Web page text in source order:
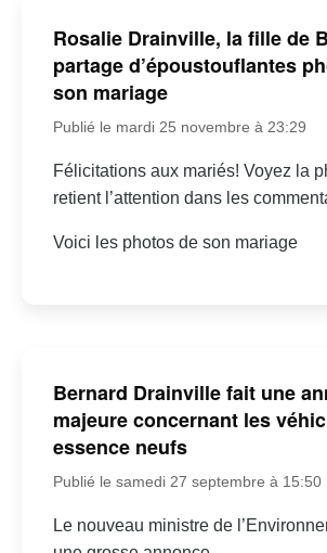
Rosalie Drainville, la fille de
partage d’époustouflantes
son mariage
Publié le mardi 25 novembre à 23:29
Félicitations aux mariés! Voyez la
retient l’attention dans les
Voici les photos de son mariage
Bernard Drainville fait une
majeure concernant les
essence neufs
Publié le samedi 27 septembre à 15:50
Le nouveau ministre de